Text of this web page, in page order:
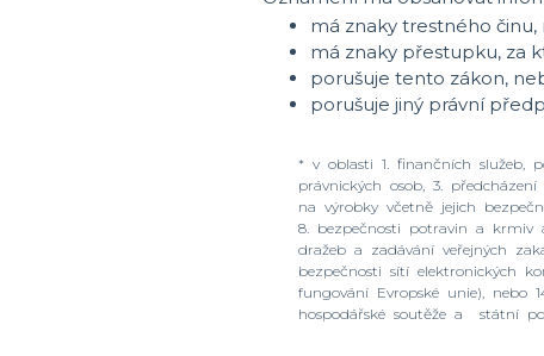
má znaky trestného činu,
má znaky přestupku, za
porušuje tento zákon,
porušuje jiný právní
* v oblasti 1. finančních služeb,
právnických osob, 3.
na výrobky včetně jejich
8. bezpečnosti potravin a krmiv
dražeb a zadávání veřejných
bezpečnosti sítí elektronických
fungování Evropské unie),
hospodářské soutěže a státní